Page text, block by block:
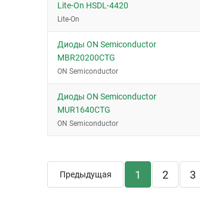
Lite-On HSDL-4420
Lite-On
Диоды ON Semiconductor
MBR20200CTG
ON Semiconductor
Диоды ON Semiconductor
MUR1640CTG
ON Semiconductor
Предыдущая 1 2 3